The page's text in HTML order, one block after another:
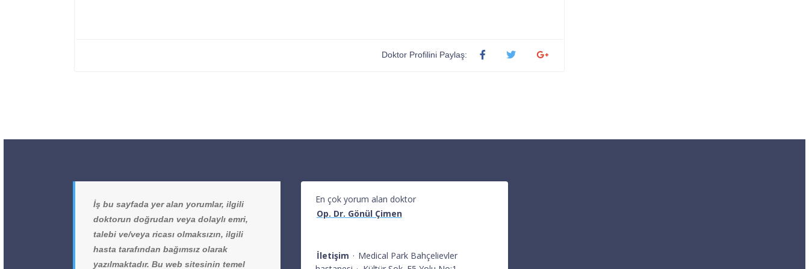
Doktor Profilini Paylaş:
İş bu sayfada yer alan yorumlar, ilgili
doktorun doğrudan veya dolaylı emri,
talebi ve/veya ricası olmaksızın, ilgili
hasta tarafından bağımsız olarak
yazılmaktadır. Bu web sitesinin temel
En çok yorum alan doktor
Op. Dr. Gönül Çimen
İletişim · Medical Park Bahçelievler